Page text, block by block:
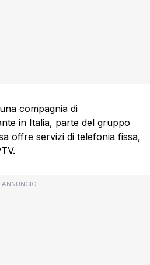
compagnia di
in Italia, parte del gruppo
offre servizi di telefonia fissa,
ANNUNCIO